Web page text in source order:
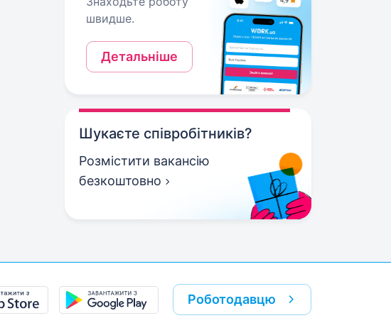
швидше.
Детальніше
Шукаєте співробітників?
Розмістити вакансію
безкоштовно
Роботодавцю